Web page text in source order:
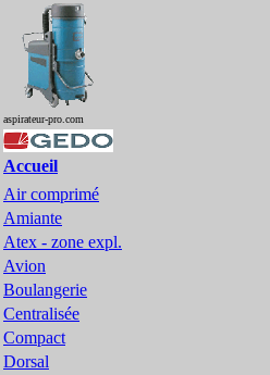
aspirateur-pro.com
Accueil
Air comprimé
Amiante
Atex - zone expl.
Avion
Boulangerie
Centralisée
Compact
Dorsal